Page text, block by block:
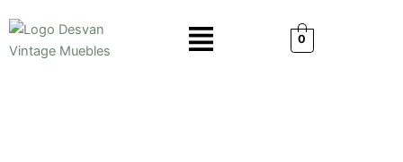
contenido
Menú
0